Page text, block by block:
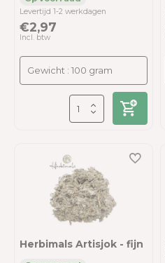
Levertijd 1-2 werkdagen
€2,97
Incl. btw
Herbimals Artisjok - fijn